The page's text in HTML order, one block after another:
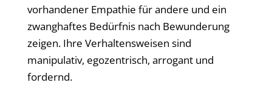
vorhandener Empathie für andere und ein
zwanghaftes Bedürfnis nach Bewunderung
zeigen. Ihre Verhaltensweisen sind
manipulativ, egozentrisch, arrogant und
fordernd.